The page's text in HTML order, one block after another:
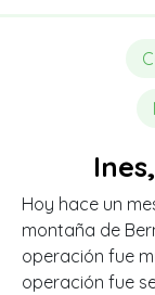
Hoy hace un
montaña de
operación fue
operación fue